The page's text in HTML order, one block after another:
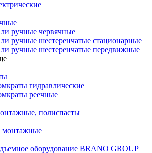
ручные червячные
ручные шестеренчатые стационарные
ручные шестеренчатые передвижные
гидравлические
реечные
полиспасты
монтажные
оборудование BRANO GROUP